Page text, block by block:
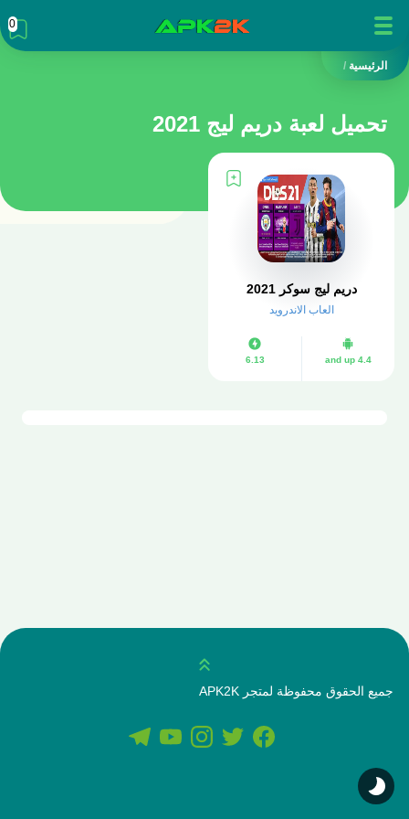
0
الرئيسية /
تحميل لعبة دريم ليج 2021
دريم ليج سوكر 2021
العاب الاندرويد
4.4 and up
6.13
انتقل للاعلى
جميع الحقوق محفوظة لمتجر APK2K